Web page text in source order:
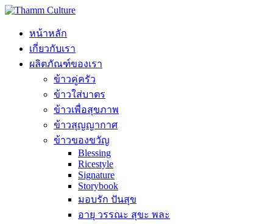
หน้าหลัก
เกี่ยวกับเรา
ผลิตภัณฑ์ของเรา
ข้าวคู่ครัว
ข้าวใส่บาตร
ข้าวเพื่อสุขภาพ
ข้าวสุญญากาศ
ข้าวของขวัญ
Blessing
Ricestyle
Signature
Storybook
มอบรัก ปันสุข
อายุ วรรณะ สุขะ พละ